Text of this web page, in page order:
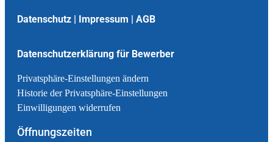
Datenschutz | Impressum | AGB
Datenschutzerklärung für Bewerber
Privatsphäre-Einstellungen ändern
Historie der Privatsphäre-Einstellungen
Einwilligungen widerrufen
Öffnungszeiten